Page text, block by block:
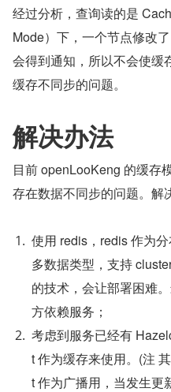
经过分析，查询读的是
Mode）下，一个节点修改
会得到通知，所以不会使缓
缓存不同步的问题。
解决办法
目前 openLooKeng 的缓存
存在数据不同步的问题。解
使用 redis，redis 作为
多数据类型，支持
的技术，会让部署困难
方依赖服务；
考虑到服务已经有
t 作为缓存来使用。(注
t 作为广播用，当发生更